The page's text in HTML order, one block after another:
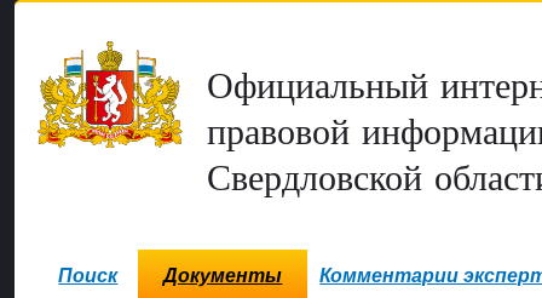
Официальный
правовой
Свердловской
Поиск Документы Комментарии